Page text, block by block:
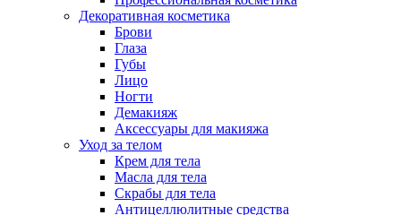
Декоративная косметика
Брови
Глаза
Губы
Лицо
Ногти
Демакияж
Аксессуары для макияжа
Уход за телом
Крем для тела
Масла для тела
Скрабы для тела
Антицеллюлитные средства